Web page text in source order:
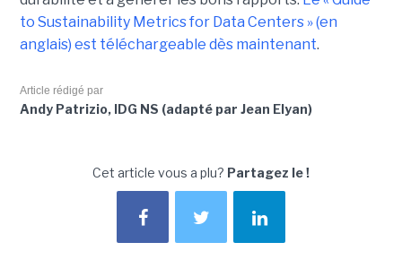
to Sustainability Metrics for Data Centers » (en
anglais) est téléchargeable dès maintenant.
Article rédigé par
Andy Patrizio, IDG NS (adapté par Jean Elyan)
Cet article vous a plu? Partagez le !